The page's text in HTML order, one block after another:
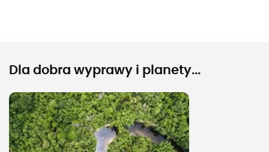
Dla dobra wyprawy i planety...